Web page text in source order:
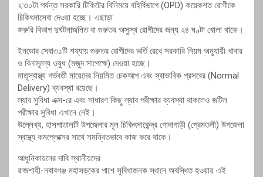
২:৩০টা পর্যন্ত সরকারি টিকিটের বিনিময়ে বহির্বিভাগে (OPD) কয়েকশত রোগীকে
চিকিৎসাসেবা দেওয়া হচ্ছে। এছাড়া
জরুরি বিভাগ দুর্ঘটনাজনিত বা গুরুতর অসুস্থ রোগীদের জন্য ২৪ ঘণ্টা খোলা থাকে।
ইনডোর সেবা৩১টি শয্যায় গুরুতর রোগীদের ভর্তি রেখে সরকারি নিয়ম অনুযায়ী খাবার
ও বিনামূল্যে ওষুধ (মজুদ সাপেক্ষে) দেওয়া হচ্ছে।
মাতৃস্বাস্থ্য গর্ভবতী মায়েদের নিয়মিত চেকআপ এবং স্বাভাবিক প্রসবের (Normal
Delivery) ব্যবস্থা রয়েছে।
ল্যাব সুবিধা এক্স-রে এবং সাধারণ কিছু ল্যাব পরীক্ষার ব্যবস্থা থাকলেও জটিল
পরীক্ষার সুবিধা এখানে নেই।
উল্লেখ্য, হাসপাতালটি উপজেলার মূল চিকিৎসাকেন্দ্র গোদাগাড়ী (প্রেমতলী) উপজেলা
স্বাস্থ্য কমপ্লেক্সের সাথে সমন্বিতভাবে কাজ করে থাকে।
আধুনিকায়নের দাবি স্থানীয়দের
রাজশাহী-নবাবগঞ্জ মহাসড়কের পাশে সুবিধাজনক স্থানে অবস্থিত হওয়ায় এই